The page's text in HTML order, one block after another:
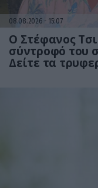
08.08.2026 15:07
Ο Στέφανος
σύντροφό του
Δείτε τα